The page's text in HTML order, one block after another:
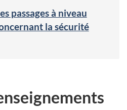
passages à niveau
la sécurité